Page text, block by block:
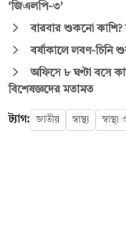
‘জিএলপি-৩’
বারবার শুকনো কাশি?
বর্ষাকালে লবণ-
অফিসে ৮ ঘণ্টা বসে
বিশেষজ্ঞদের মতামত
ট্যাগ: জাতীয় স্বাস্থ্য